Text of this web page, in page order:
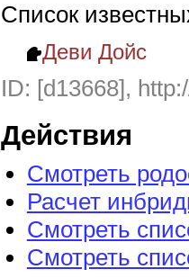
Список
Деви Дойс
ID: [d13668],
Действия
Смотреть
Расчет
Смотреть
Смотреть